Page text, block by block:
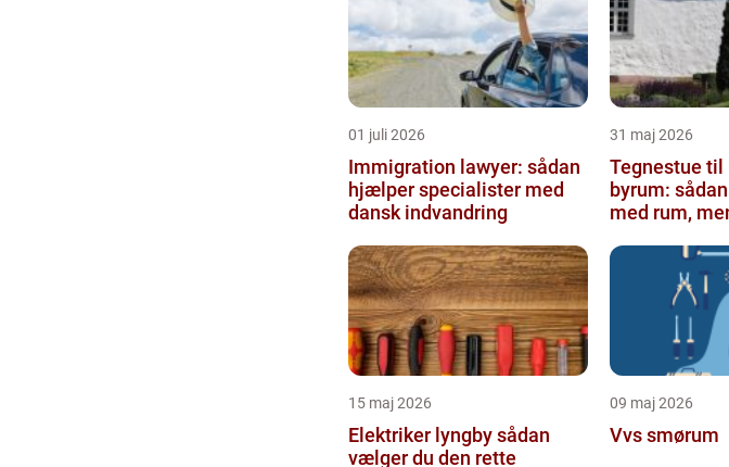
01 juli 2026
Immigration lawyer: sådan
hjælper specialister med
dansk indvandring
31 maj 2026
Tegnestue til
byrum:
med rum,
15 maj 2026
Elektriker lyngby sådan
vælger du den rette
09 maj 2026
Vvs smørum